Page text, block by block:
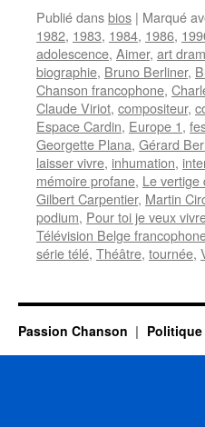
Publié dansbios | Marqué
1982, 1983, 1984, 1986,
adolescence, Aimer, art
biographie, Bruno Berliner,
Chanson francophone,
Claude Viriot, compositeur,
Espace Cardin, Europe 1,
Georgette Plana, Gérard
laisser vivre, inhumation,
mémoire profane, Le vertige
Gilbert Carpentier, Martin
podium, Pour toi je veux
Télévision Belge
série télé, Théâtre, tournée,
Passion Chanson